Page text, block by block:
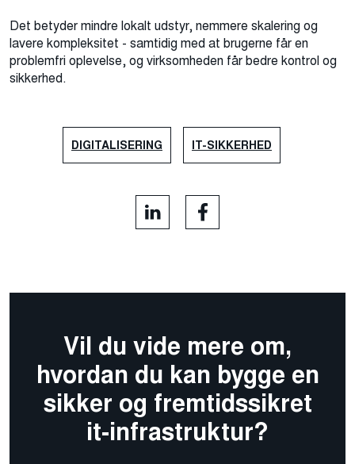
Det betyder mindre lokalt udstyr, nemmere skalering og
lavere kompleksitet - samtidig med at brugerne får en
problemfri oplevelse, og virksomheden får bedre kontrol og
sikkerhed.
DIGITALISERING IT-SIKKERHED
Vil du vide mere om,
hvordan du kan bygge en
sikker og fremtidssikret
it-infrastruktur?